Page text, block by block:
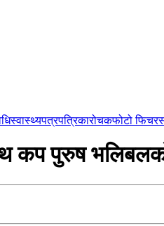
स्वास्थ्यपत्रपत्रिकारोचकफोटो फिचर
कप पुरुष